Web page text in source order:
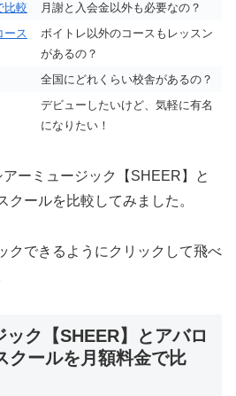
比較
月謝と入会金以外も必要なの？
ース
ボイトレ以外のコースもレッスン
があるの？
全国にどれくらい校舎があるの？
デビューしたいけど、気軽に有名
になりたい！
アーミュージック【SHEER】と
クールを比較してみました。
クできるようにクリックして飛べ
ク【SHEER】とアバロ
クールを月額料金で比